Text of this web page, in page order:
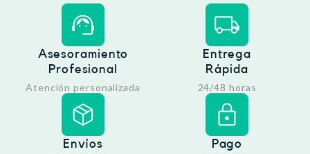
Asesoramiento
Profesional
Atención personalizada
Entrega
Rápida
24/48 horas
Envíos
Pago